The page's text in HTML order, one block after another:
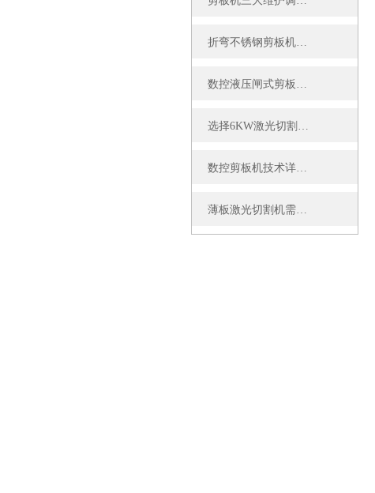
折弯不锈钢剪板机的使用注意事项和维护保养方法
数控剪板机技术详解：如何实现不锈钢板材的高效精准裁剪
薄板激光切割机需要维护保养吗